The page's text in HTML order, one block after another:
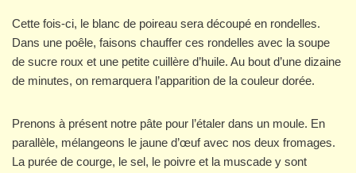
Cette fois-ci, le blanc de poireau sera découpé en rondelles.
Dans une poêle, faisons chauffer ces rondelles avec la soupe
de sucre roux et une petite cuillère d’huile. Au bout d’une dizaine
de minutes, on remarquera l’apparition de la couleur dorée.
Prenons à présent notre pâte pour l’étaler dans un moule. En
parallèle, mélangeons le jaune d’œuf avec nos deux fromages.
La purée de courge, le sel, le poivre et la muscade y sont